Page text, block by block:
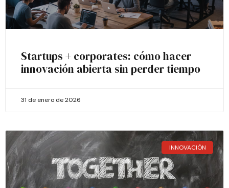
Startups + corporates: cómo hacer
innovación abierta sin perder tiempo
31 de enero de 2026
INNOVACIÓN